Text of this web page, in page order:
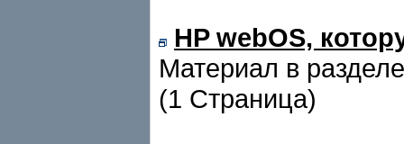
HP webOS,
Материал в
(1 Страница)